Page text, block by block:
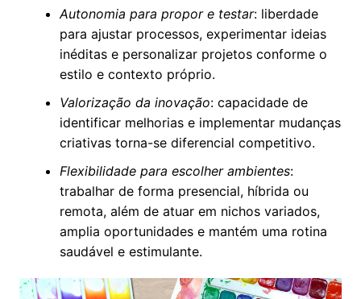
Autonomia para propor e testar: liberdade
para ajustar processos, experimentar ideias
inéditas e personalizar projetos conforme o
estilo e contexto próprio.
Valorização da inovação: capacidade de
identificar melhorias e implementar mudanças
criativas torna-se diferencial competitivo.
Flexibilidade para escolher ambientes:
trabalhar de forma presencial, híbrida ou
remota, além de atuar em nichos variados,
amplia oportunidades e mantém uma rotina
saudável e estimulante.